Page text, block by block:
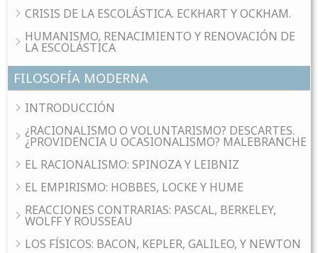
CRISIS DE LA ESCOLÁSTICA. ECKHART Y OCKHAM.
HUMANISMO, RENACIMIENTO Y RENOVACIÓN DE
LA ESCOLÁSTICA
FILOSOFÍA MODERNA
INTRODUCCIÓN
¿RACIONALISMO O VOLUNTARISMO? DESCARTES.
¿PROVIDENCIA U OCASIONALISMO? MALEBRANCHE
EL RACIONALISMO: SPINOZA Y LEIBNIZ
EL EMPIRISMO: HOBBES, LOCKE Y HUME
REACCIONES CONTRARIAS: PASCAL, BERKELEY,
WOLFF Y ROUSSEAU
LOS FÍSICOS: BACON, KEPLER, GALILEO, Y NEWTON